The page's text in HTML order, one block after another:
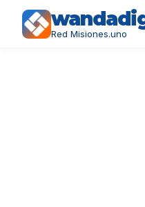
Red Misiones.uno